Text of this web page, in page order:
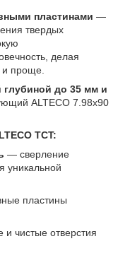
пластинами —
твердых
делая
и проще.
глубиной до 35 мм и
ALTECO 7.98х90
TCT:
— сверление
уникальной
пластины
чистые отверстия